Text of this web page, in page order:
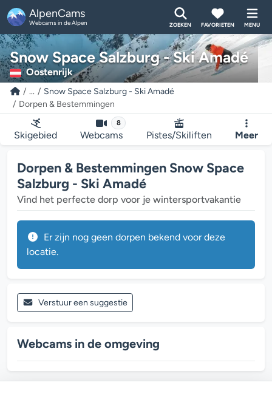
AlpenCams
Webcams in de Alpen ZOEKEN FAVORIETEN MENU
Snow Space Salzburg - Ski Amadé
Oostenrijk
...
Snow Space Salzburg - Ski Amadé
Dorpen & Bestemmingen
Skigebied
8
Webcams Pistes/Skiliften Meer
Dorpen & Bestemmingen Snow Space
Salzburg - Ski Amadé
Vind het perfecte dorp voor je wintersportvakantie
Er zijn nog geen dorpen bekend voor deze
locatie.
Verstuur een suggestie
Webcams in de omgeving